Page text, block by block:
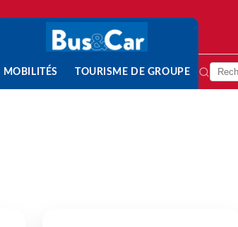
MOBILITÉS TOURISME DE GROUPE